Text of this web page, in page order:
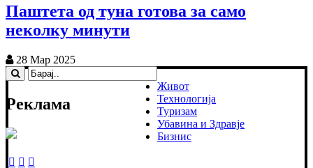
Паштета од туна готова за само
неколку минути
28 Мар 2025
Реклама
Живот
Технологија
Туризам
Убавина и Здравје
Бизнис